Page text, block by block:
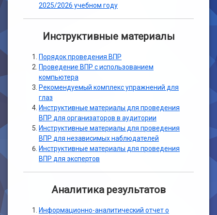
2025/2026 учебном году
Инструктивные материалы
Порядок проведения ВПР
Проведение ВПР с использованием
компьютера
Рекомендуемый комплекс упражнений для
глаз
Инструктивные материалы для проведения
ВПР для организаторов в аудитории
Инструктивные материалы для проведения
ВПР для независимых наблюдателей
Инструктивные материалы для проведения
ВПР для экспертов
Аналитика результатов
Информационно-аналитический отчет о